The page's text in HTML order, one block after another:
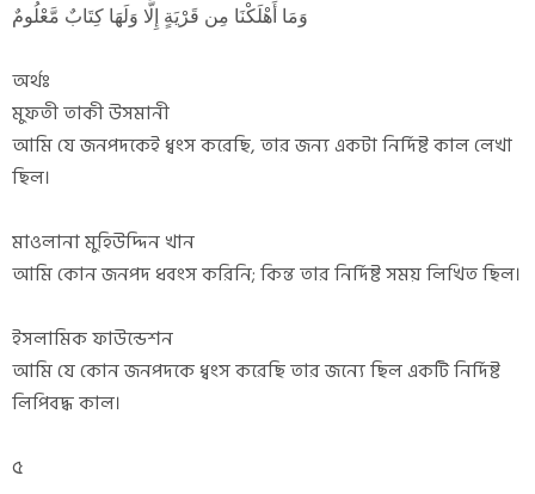
وَمَا أَهْلَكْنَا مِن قَرْيَةٍ إِلَّا وَلَهَا كِتَابٌ مَّعْلُومٌ
অর্থঃ
মুফতী তাকী উসমানী
আমি যে জনপদকেই ধ্বংস করেছি, তার জন্য একটা নির্দিষ্ট কাল লেখা
ছিল।
মাওলানা মুহিউদ্দিন খান
আমি কোন জনপদ ধবংস করিনি; কিন্ত তার নির্দিষ্ট সময় লিখিত ছিল।
ইসলামিক ফাউন্ডেশন
আমি যে কোন জনপদকে ধ্বংস করেছি তার জন্যে ছিল একটি নির্দিষ্ট
লিপিবদ্ধ কাল।
৫